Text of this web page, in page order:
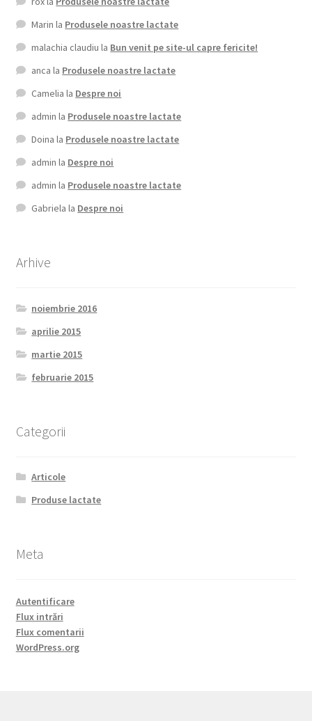
Marin la Produsele noastre lactate
malachia claudiu la Bun venit pe site-ul capre fericite!
anca la Produsele noastre lactate
Camelia la Despre noi
admin la Produsele noastre lactate
Doina la Produsele noastre lactate
admin la Despre noi
admin la Produsele noastre lactate
Gabriela la Despre noi
Arhive
noiembrie 2016
aprilie 2015
martie 2015
februarie 2015
Categorii
Articole
Produse lactate
Meta
Autentificare
Flux intrări
Flux comentarii
WordPress.org